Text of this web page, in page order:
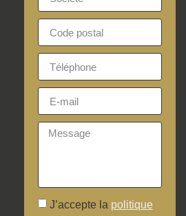
J’accepte la politique